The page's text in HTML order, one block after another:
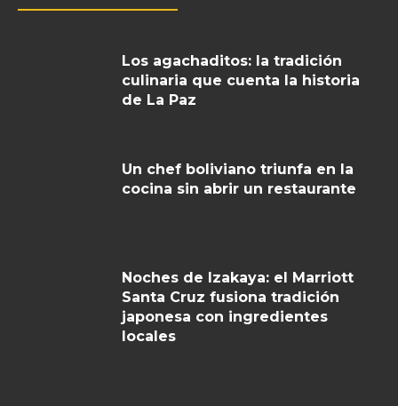
Los agachaditos: la tradición
culinaria que cuenta la historia
de La Paz
Un chef boliviano triunfa en la
cocina sin abrir un restaurante
Noches de Izakaya: el Marriott
Santa Cruz fusiona tradición
japonesa con ingredientes
locales